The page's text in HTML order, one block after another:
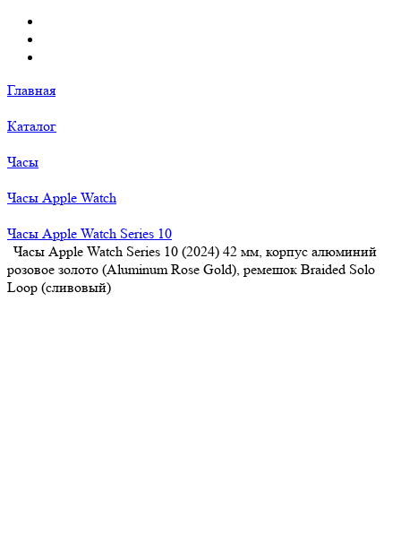
Главная
Каталог
Часы
Часы Apple Watch
Часы Apple Watch Series 10
Часы Apple Watch Series 10 (2024) 42 мм, корпус алюминий
розовое золото (Aluminum Rose Gold), ремешок Braided Solo
Loop (сливовый)